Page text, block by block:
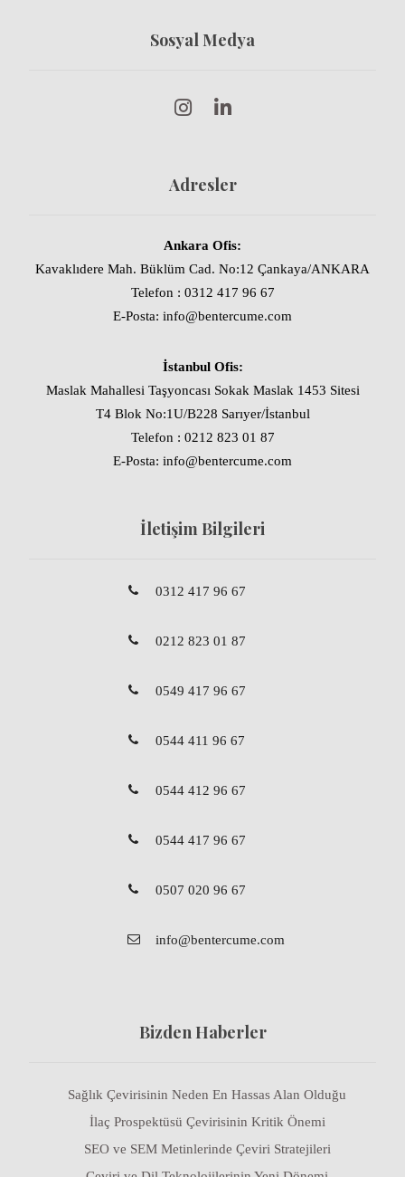
Sosyal Medya
Adresler
Ankara Ofis:
Kavaklıdere Mah. Büklüm Cad. No:12 Çankaya/ANKARA
Telefon : 0312 417 96 67
E-Posta: info@bentercume.com
İstanbul Ofis:
Maslak Mahallesi Taşyoncası Sokak Maslak 1453 Sitesi
T4 Blok No:1U/B228 Sarıyer/İstanbul
Telefon : 0212 823 01 87
E-Posta: info@bentercume.com
İletişim Bilgileri
0312 417 96 67
0212 823 01 87
0549 417 96 67
0544 411 96 67
0544 412 96 67
0544 417 96 67
0507 020 96 67
info@bentercume.com
Bizden Haberler
Sağlık Çevirisinin Neden En Hassas Alan Olduğu
İlaç Prospektüsü Çevirisinin Kritik Önemi
SEO ve SEM Metinlerinde Çeviri Stratejileri